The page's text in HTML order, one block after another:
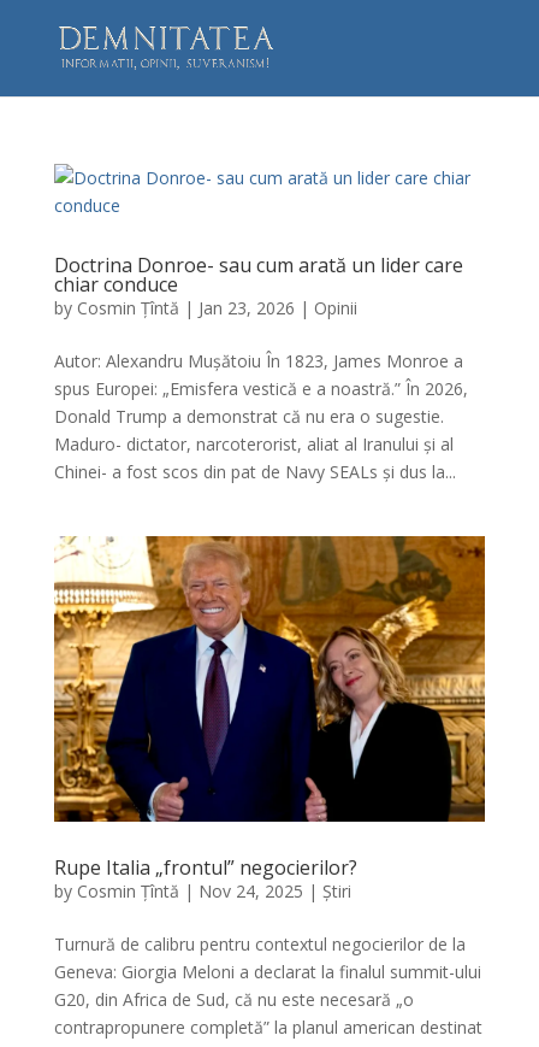
Doctrina Donroe- sau cum arată un lider care
chiar conduce
by Cosmin Țîntă | Jan 23, 2026 | Opinii
Autor: Alexandru Mușătoiu În 1823, James Monroe a
spus Europei: „Emisfera vestică e a noastră.” În 2026,
Donald Trump a demonstrat că nu era o sugestie.
Maduro- dictator, narcoterorist, aliat al Iranului și al
Chinei- a fost scos din pat de Navy SEALs și dus la...
Rupe Italia „frontul” negocierilor?
by Cosmin Țîntă | Nov 24, 2025 | Știri
Turnură de calibru pentru contextul negocierilor de la
Geneva: Giorgia Meloni a declarat la finalul summit-ului
G20, din Africa de Sud, că nu este necesară „o
contrapropunere completă” la planul american destinat